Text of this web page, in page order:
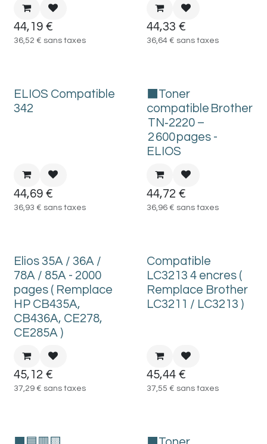
44,19 €
36,52 € sans taxes
44,33 €
36,64€ sans taxes
ELIOS Compatible
342
44,69 €
36,93 € sans taxes
⬛Toner
compatible Brother
TN‑2220 –
2 600 pages -
ELIOS
44,72 €
36,96€ sans taxes
Elios 35A / 36A /
78A / 85A - 2000
pages ( Remplace
HP CB435A,
CB436A, CE278,
CE285A )
45,12 €
37,29 € sans taxes
Compatible
LC3213 4 encres (
Remplace Brother
LC3211 / LC3213 )
45,44€
37,55 € sans taxes